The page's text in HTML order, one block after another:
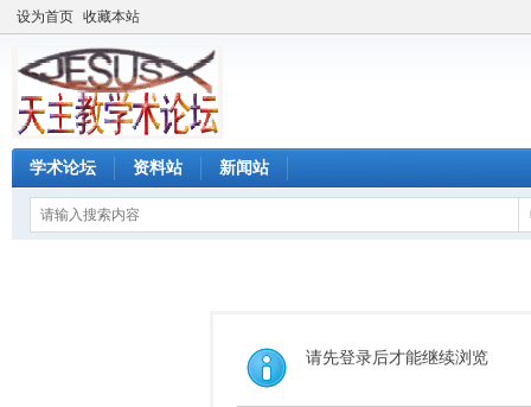
设为首页 收藏本站
学术论坛 资料站 新闻站
请先登录后才能继续浏览